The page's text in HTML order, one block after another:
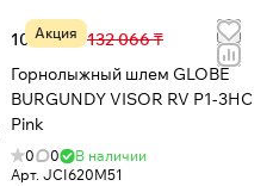
Акция
103 097 ₸132 066 ₸
Горнолыжный шлем GLOBE
BURGUNDY VISOR RV P1-3HC
Pink
0 0
В наличии
Арт. JCI620M51